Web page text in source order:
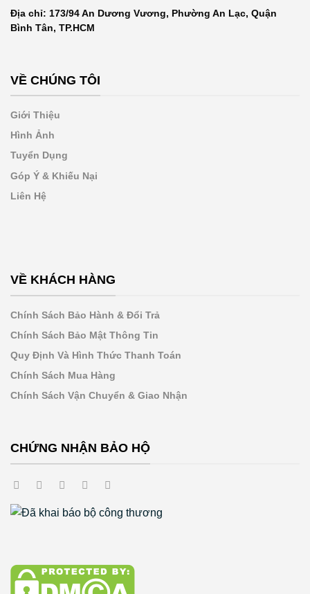
Địa chỉ: 173/94 An Dương Vương, Phường An Lạc, Quận
Bình Tân, TP.HCM
VỀ CHÚNG TÔI
Giới Thiệu
Hình Ảnh
Tuyển Dụng
Góp Ý & Khiếu Nại
Liên Hệ
VỀ KHÁCH HÀNG
Chính Sách Bảo Hành & Đổi Trả
Chính Sách Bảo Mật Thông Tin
Quy Định Và Hình Thức Thanh Toán
Chính Sách Mua Hàng
Chính Sách Vận Chuyển & Giao Nhận
CHỨNG NHẬN BẢO HỘ